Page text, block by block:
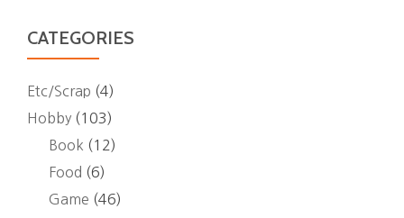
우
CATEGORIES
Etc/Scrap (4)
Hobby (103)
Book (12)
Food (6)
Game (46)